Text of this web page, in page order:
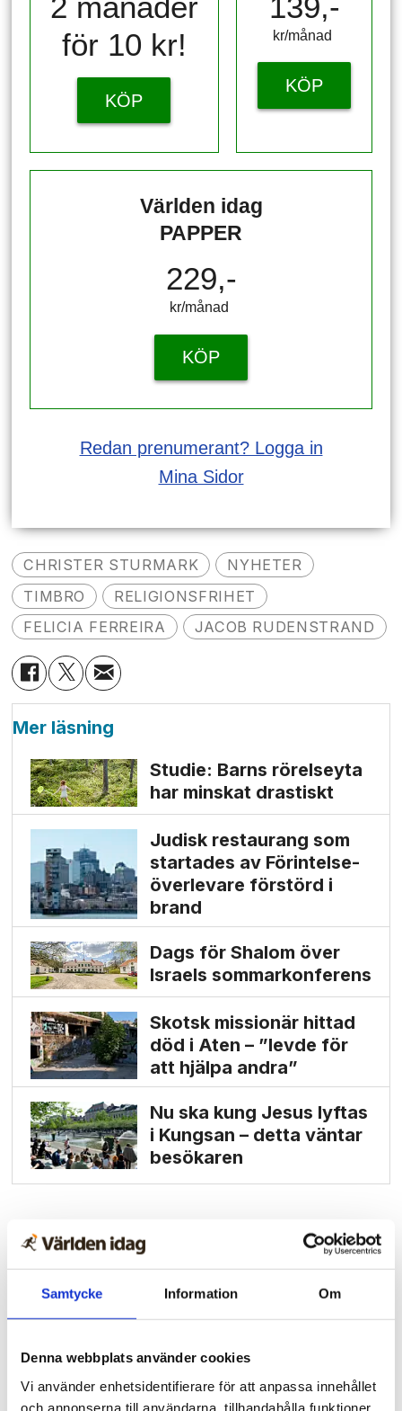
Samtycke Information Om
Denna webbplats använder cookies
Vi använder enhetsidentifierare för att anpassa innehållet
och annonserna till användarna, tillhandahålla funktioner
för 10 kr!
KÖP
kr/månad ​​​​​​
KÖP
Världen idag
PAPPER
229,-
kr/månad ​​​​​​
KÖP
Redan prenumerant? Logga in
Mina Sidor
CHRISTER STURMARK
NYHETER
TIMBRO
RELIGIONSFRIHET
FELICIA FERREIRA
JACOB RUDENSTRAND
Mer läsning
Studie: Barns rörelseyta
har minskat drastiskt
Judisk restaurang som
startades av Förintelse­
överlevare förstörd i
brand
Dags för Shalom över
Israels sommarkonferens
Skotsk missionär hittad
död i Aten – ”levde för
att hjälpa andra”
Nu ska kung Jesus lyftas
i Kungsan – detta väntar
besökaren